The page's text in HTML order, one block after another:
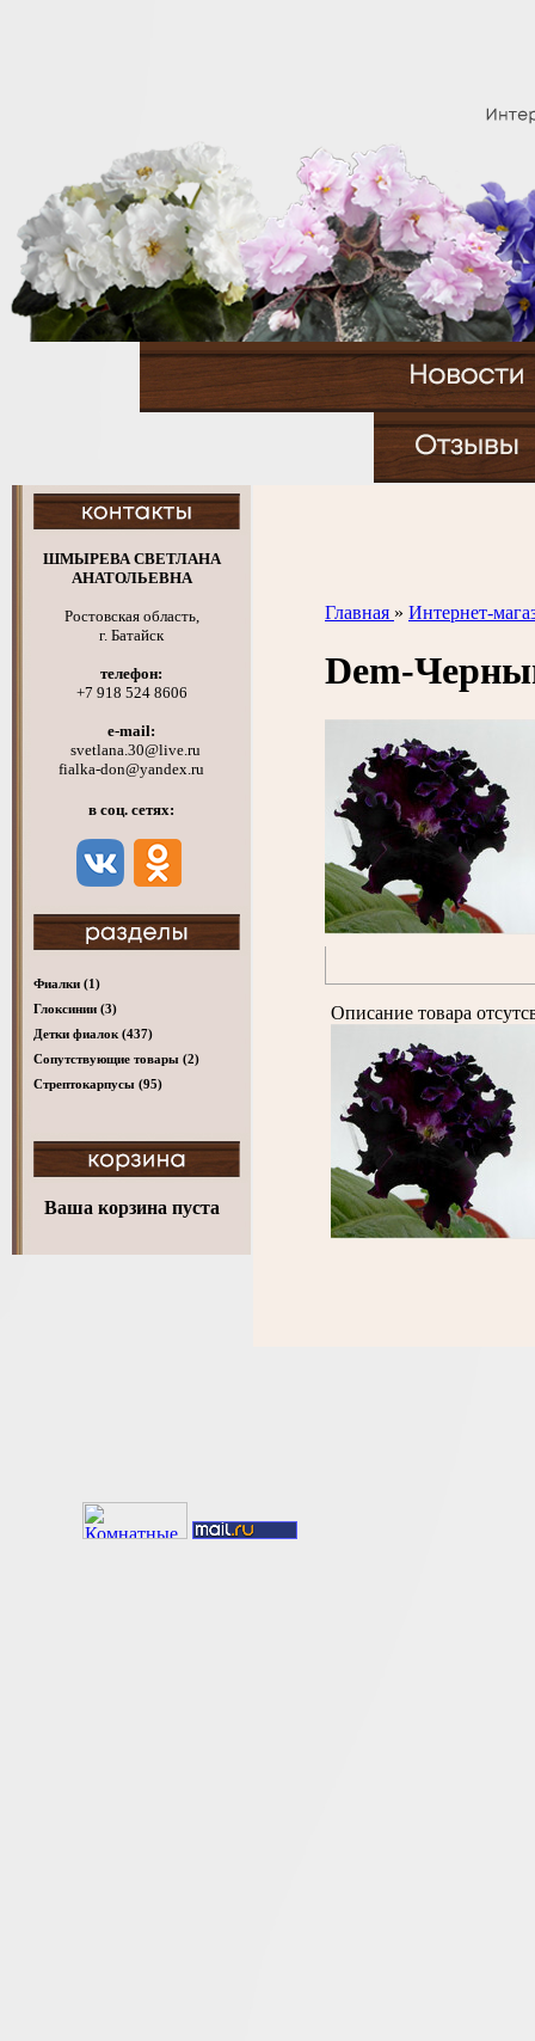
ШМЫРЕВА СВЕТЛАНА
АНАТОЛЬЕВНА
Ростовская область,
г. Батайск
телефон:
+7 918 524 8606
e-mail:
svetlana.30@live.ru
fialka-don@yandex.ru
в соц. сетях:
Фиалки (1)
Глоксинии (3)
Детки фиалок (437)
Cопутствующие товары (2)
Стрептокарпусы (95)
Ваша корзина пуста
Главная » Интернет-
Dem-
Описание товара